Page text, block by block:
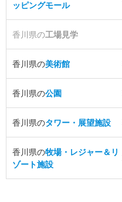
ッピングモール
香川県の工場見学
香川県の美術館
香川県の公園
香川県のタワー・展望施設
香川県の牧場・レジャー＆リ
ゾート施設